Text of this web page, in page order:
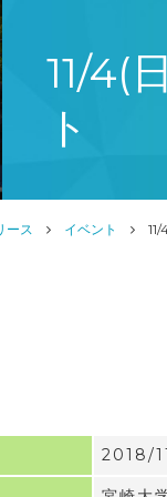
11/4(
ト
ース イベント
2018/